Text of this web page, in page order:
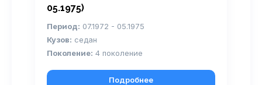
05.1975)
Период: 07.1972 - 05.1975
Кузов: седан
Поколение: 4 поколение
Подробнее